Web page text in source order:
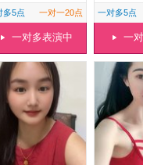
多5点 一对一20点
一对多表演中
一对多5点
一